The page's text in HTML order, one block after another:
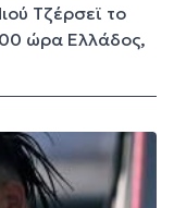
Τζέρσεϊ το
ώρα Ελλάδος,